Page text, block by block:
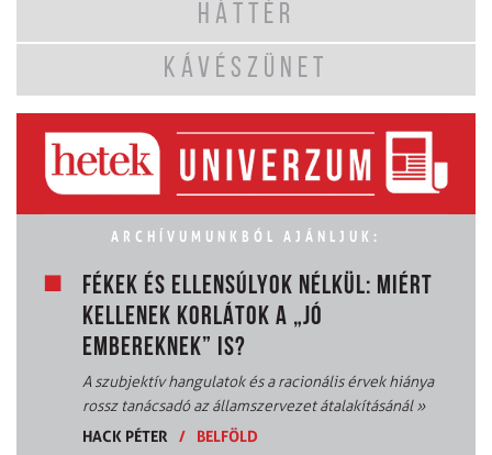
HÁTTÉR
KÁVÉSZÜNET
ARCHÍVUMUNKBÓL AJÁNLJUK:
FÉKEK ÉS ELLENSÚLYOK NÉLKÜL: MIÉRT
KELLENEK KORLÁTOK A „JÓ
EMBEREKNEK” IS?
A szubjektív hangulatok és a racionális érvek hiánya
rossz tanácsadó az államszervezet átalakításánál»
HACK PÉTER
/ BELFÖLD